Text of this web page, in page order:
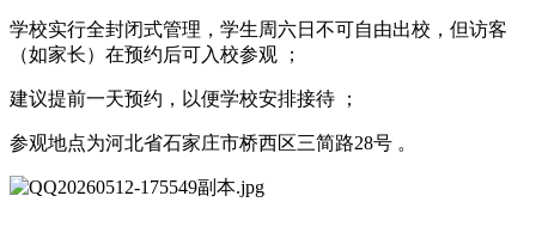
学校实行‌全封闭式管理‌，学生周六日‌不可自由出校‌，但访客
（如家长）在预约后可入校参观 ‌‌；
建议‌提前一天预约‌，以便学校安排接待 ‌‌；
参观地点为‌河北省石家庄市桥西区三简路28号‌ ‌‌。